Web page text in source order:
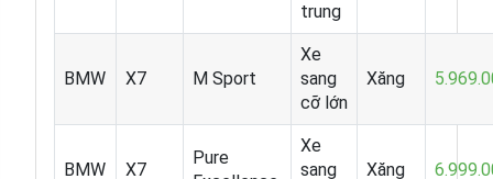
trung
BMW X7 M Sport
Xe
sang
cỡ lớn
Xăng
BMW X7
Pure
Xe
sang
Xăng